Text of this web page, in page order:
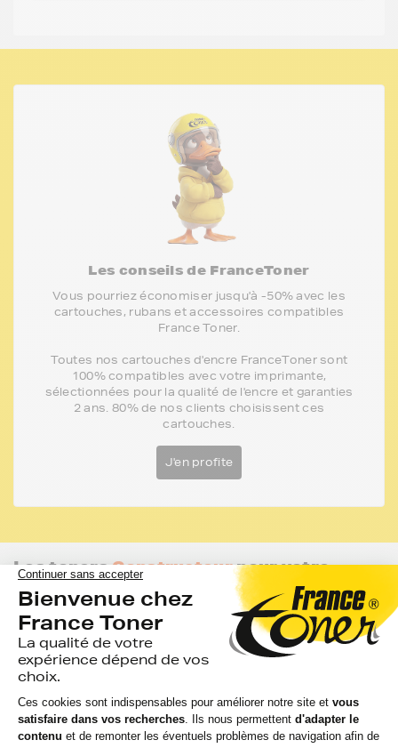
Les conseils de FranceToner
Vous pourriez économiser jusqu'à -50% avec les
cartouches, rubans et accessoires compatibles
France Toner.
Toutes nos cartouches d'encre FranceToner sont
100% compatibles avec votre imprimante,
sélectionnées pour la qualité de l'encre et garanties
2 ans. 80% de nos clients choisissent ces
cartouches.
J'en profite
Les tonersConstructeurpour votre
imprimante LEXMARK MX 310 DN
De même qualité que les toners de la marque FranceToner,
retrouvez les toners de marque Constructeur de votre
imprimante.